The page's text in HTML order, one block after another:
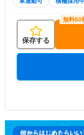
保存する